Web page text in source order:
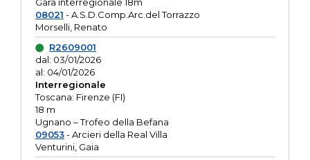
08021 - A.S.D.Comp.Arc.del Torrazzo
Morselli, Renato
R2609001
dal: 03/01/2026
al: 04/01/2026
Interregionale
Toscana: Firenze (FI)
18 m
Ugnano – Trofeo della Befana
09053- Arcieri della Real Villa
Venturini, Gaia